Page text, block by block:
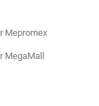
Mepromex
MegaMall